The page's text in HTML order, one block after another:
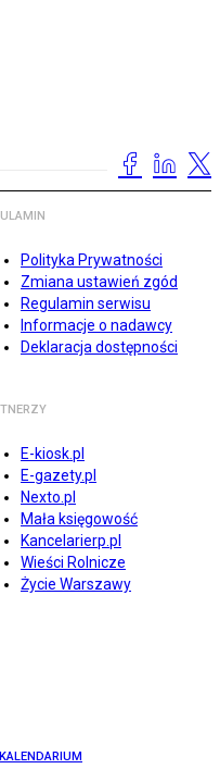
Polityka Prywatności
Zmiana ustawień zgód
Regulamin serwisu
Informacje o nadawcy
Deklaracja dostępności
E-kiosk.pl
E-gazety.pl
Nexto.pl
Mała księgowość
Kancelarierp.pl
Wieści Rolnicze
Życie Warszawy
KALENDARIUM